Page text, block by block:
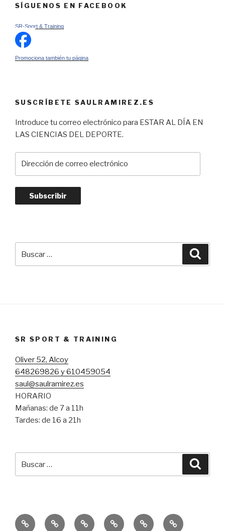
SÍGUENOS EN FACEBOOK
SR-Sport & Training
Promociona también tu página
SUSCRÍBETE SAULRAMIREZ.ES
Introduce tu correo electrónico para ESTAR AL DÍA EN
LAS CIENCIAS DEL DEPORTE.
electrónico
Subscribir
SR SPORT & TRAINING
Oliver 52, Alcoy
648269826 y 610459054
saul@saulramirez.es
HORARIO
Mañanas: de 7 a 11h
Tardes: de 16 a 21h
Inicio
EntrenamientoEntrenamiento
ConsejosServicioEquipo